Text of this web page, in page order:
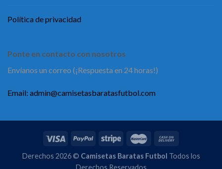
Política de privacidad
Ponte en contacto con nosotros
Envíanos un correo (¡Respuesta en 24 horas!)
Email: admin@camisetasbaratasfutbol.com
Derechos 2026 © Camisetas Baratas Futbol Todos los
Derechos Reservados